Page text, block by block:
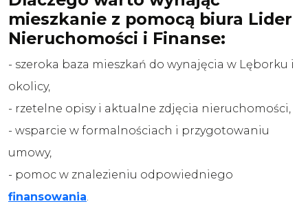
mieszkanie z pomocą biura Lider
Nieruchomości i Finanse:
- szeroka baza mieszkań do wynajęcia w Lęborku i
okolicy,
- rzetelne opisy i aktualne zdjęcia nieruchomości,
- wsparcie w formalnościach i przygotowaniu
umowy,
- pomoc w znalezieniu odpowiedniego
finansowania.